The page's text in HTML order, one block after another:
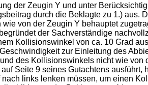
der Zeugin Y und unter
durch die Beklagte zu 1.) aus.
von der Zeugin Y behauptet
der Sachverständige
Kollisionswinkel von ca. 10 Grad
zur Einleitung des
des Kollisionswinkels nicht wie
Seite 9 seines Gutachtens
links lenken müssen, um einen